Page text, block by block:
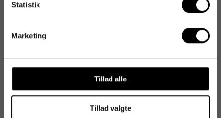
Statistik
Marketing
Tillad alle
Tillad valgte
4015544267839
Hvid